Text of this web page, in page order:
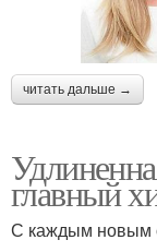
читать дальше →
главный
С каждым новым